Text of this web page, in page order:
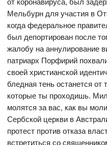
Мельбурн для участия в
когда федеральное
был депортирован после
жалобу на аннулирование
патриарх Порфирий
своей христианской
бледная тень останется от
которые ты проходишь.
молятся за вас, как вы
Сербской церкви в
протест против отказа
встретиться со